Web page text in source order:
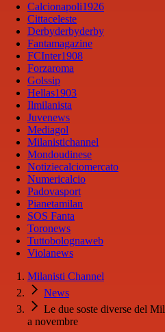
Calcionapoli1926
Cittaceleste
Derbyderbyderby
Fantamagazine
FCInter1908
Forzaroma
Golssip
Hellas1903
Ilmilanista
Juvenews
Mediagol
Milanistichannel
Mondoudinese
Notiziecalciomercato
Numericalcio
Padovasport
Pianetamilan
SOS Fanta
Toronews
Tuttobolognaweb
Violanews
Milanisti Channel
News
Le due soste diverse del
a novembre